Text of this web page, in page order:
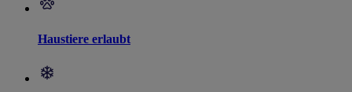
Haustiere erlaubt